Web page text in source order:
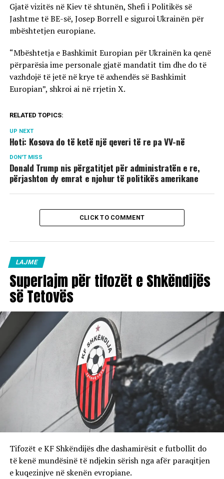
Gjatë vizitës në Kiev të shtunën, Shefi i Politikës së
Jashtme të BE-së, Josep Borrell e siguroi Ukrainën për
mbështetjen europiane.
“Mbështetja e Bashkimit Europian për Ukrainën ka qenë
përparësia ime personale gjatë mandatit tim dhe do të
vazhdojë të jetë në krye të axhendës së Bashkimit
Europian”, shkroi ai në rrjetin X.
RELATED TOPICS:
UP NEXT
Hoti: Kosova do të ketë një qeveri të re pa VV-në
DON'T MISS
Donald Trump nis përgatitjet për administratën e re,
përjashton dy emrat e njohur të politikës amerikane
CLICK TO COMMENT
LAJME
Superlajm për tifozët e Shkëndijës
së Tetovës
Tifozët e KF Shkëndijës dhe dashamirësit e futbollit do
të kenë mundësinë të ndjekin sërish nga afër paraqitjen
e kuqezinjve në skenën evropiane.